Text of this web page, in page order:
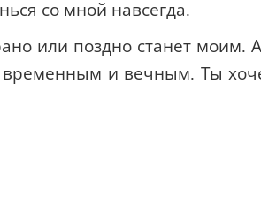
со мной навсегда.
или поздно станет моим.
временным и вечным. Ты